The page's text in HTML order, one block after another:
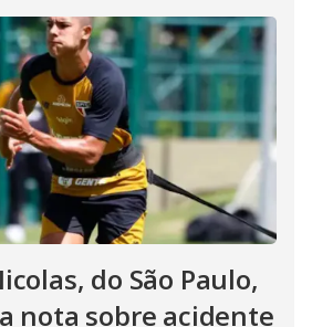
do São Paulo,
nota sobre acidente